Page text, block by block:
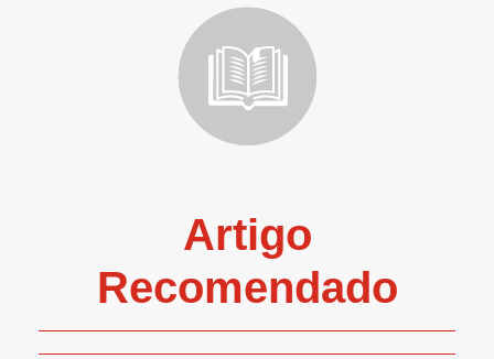
Artigo
Recomendado